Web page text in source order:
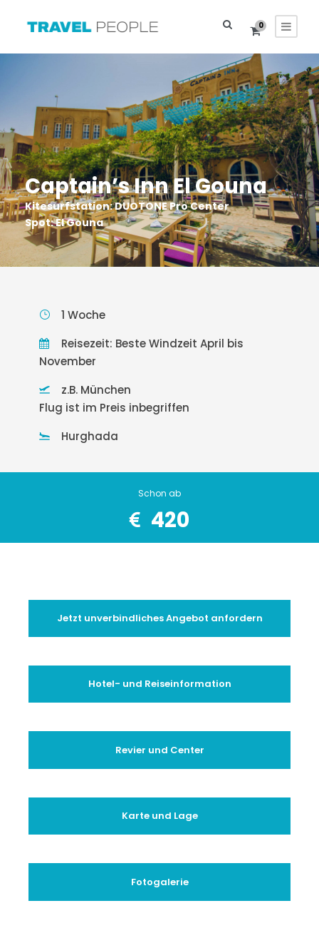
0
Captain’s Inn El Gouna
Kitesurfstation: DUOTONE Pro Center
Spot: El Gouna
1 Woche
Reisezeit: Beste Windzeit April bis
November
z.B. München
Flug ist im Preis inbegriffen
Hurghada
Schon ab
420
Jetzt unverbindliches Angebot anfordern
Hotel- und Reiseinformation
Revier und Center
Karte und Lage
Fotogalerie